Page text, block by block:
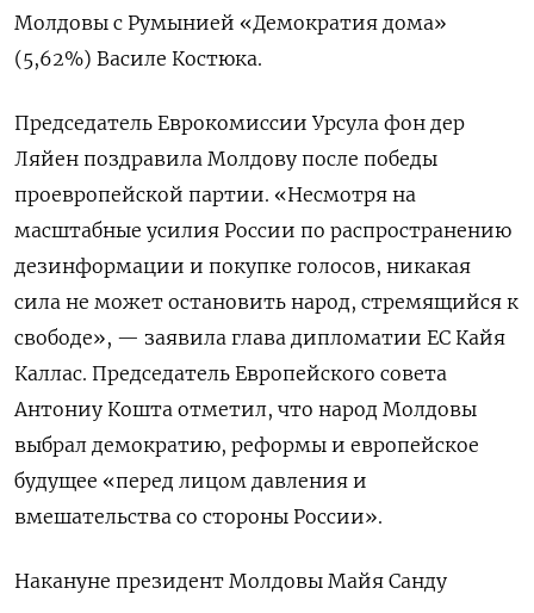
Молдовы с Румынией «Демократия дома»
(5,62%) Василе Костюка.
Председатель Еврокомиссии Урсула фон дер
Ляйен поздравила Молдову после победы
проевропейской партии. «Несмотря на
масштабные усилия России по распространению
дезинформации и покупке голосов, никакая
сила не может остановить народ, стремящийся к
свободе», — заявила глава дипломатии ЕС Кайя
Каллас. Председатель Европейского совета
Антониу Кошта отметил, что народ Молдовы
выбрал демократию, реформы и европейское
будущее «перед лицом давления и
вмешательства со стороны России».
Накануне президент Молдовы Майя Санду